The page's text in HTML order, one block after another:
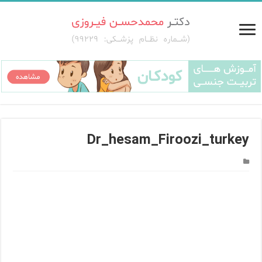
Dr_hesam_Firoozi_turkey